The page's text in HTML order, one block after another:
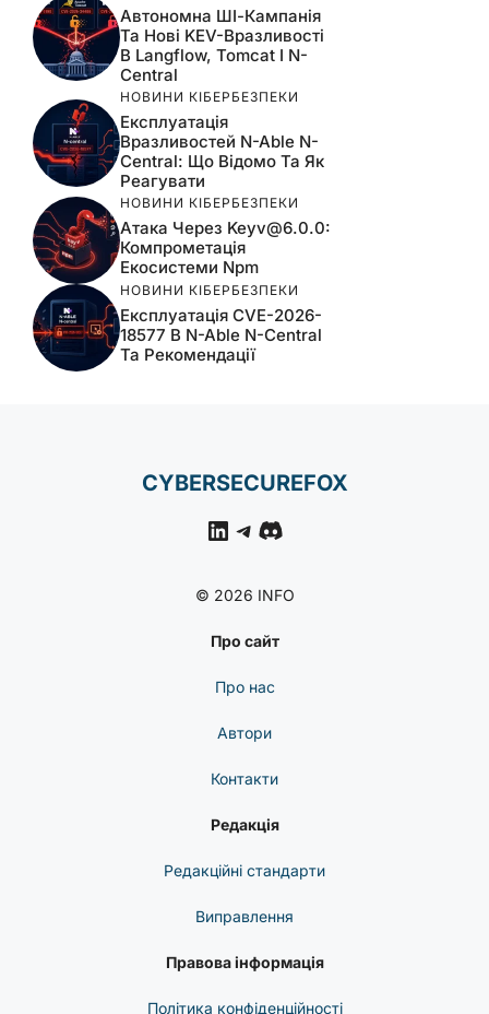
Автономна ШІ-Кампанія
Та Нові KEV-Вразливості
В Langflow, Tomcat І N-
Central
НОВИНИ КІБЕРБЕЗПЕКИ
Експлуатація
Вразливостей N-Able N-
Central: Що Відомо Та Як
Реагувати
НОВИНИ КІБЕРБЕЗПЕКИ
Атака Через Keyv@6.0.0:
Компрометація
Екосистеми Npm
НОВИНИ КІБЕРБЕЗПЕКИ
Експлуатація CVE-2026-
18577 В N-Able N-Central
Та Рекомендації
CYBERSECUREFOX
LinkedIn
Telegram
Discord
© 2026 INFO
Про сайт
Про нас
Автори
Контакти
Редакція
Редакційні стандарти
Виправлення
Правова інформація
Політика конфіденційності